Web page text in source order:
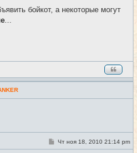
бойкот, а некоторые могут
#15
С
о
Чт ноя 18, 2010 21:14 pm